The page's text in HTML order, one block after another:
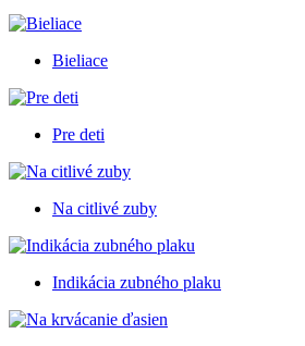
Bieliace
Pre deti
Na citlivé zuby
Indikácia zubného plaku